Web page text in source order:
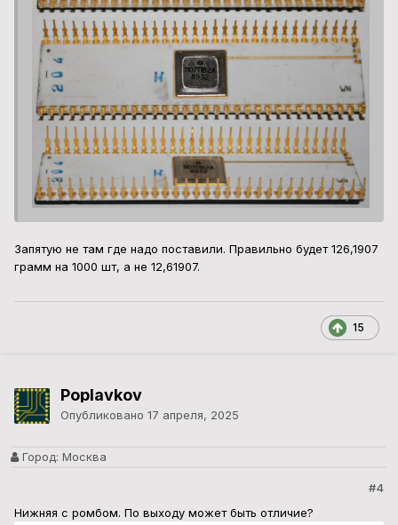
Запятую не там где надо поставили. Правильно будет 126,1907
грамм на 1000 шт, а не 12,61907.
15
Poplavkov
Опубликовано 17 апреля, 2025
Город: Москва
#4
Нижняя с ромбом. По выходу может быть отличие?